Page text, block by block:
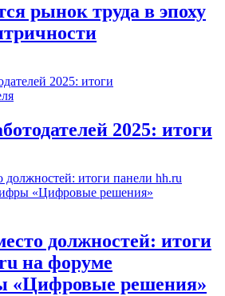
рынок труда в эпоху
2025: итоги
должностей: итоги
на форуме
решения»